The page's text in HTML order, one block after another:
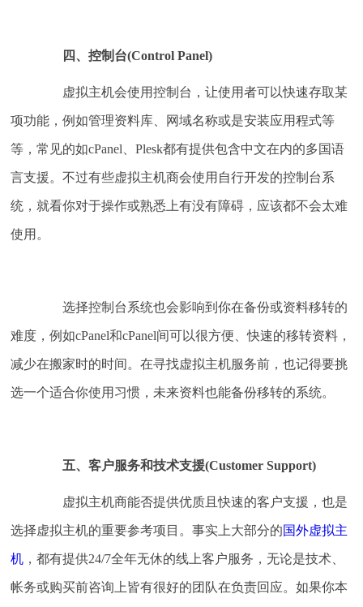
四、控制台(Control Panel)
虚拟主机会使用控制台，让使用者可以快速存取某
项功能，例如管理资料库、网域名称或是安装应用程式等
等，常见的如cPanel、Plesk都有提供包含中文在内的多国语
言支援。不过有些虚拟主机商会使用自行开发的控制台系
统，就看你对于操作或熟悉上有没有障碍，应该都不会太难
使用。
选择控制台系统也会影响到你在备份或资料移转的
难度，例如cPanel和cPanel间可以很方便、快速的移转资料，
减少在搬家时的时间。在寻找虚拟主机服务前，也记得要挑
选一个适合你使用习惯，未来资料也能备份移转的系统。
五、客户服务和技术支援(Customer Support)
虚拟主机商能否提供优质且快速的客户支援，也是
选择虚拟主机的重要参考项目。事实上大部分的国外虚拟主
机 ，都有提供24/7全年无休的线上客户服务，无论是技术、
帐务或购买前咨询上皆有很好的团队在负责回应。如果你本